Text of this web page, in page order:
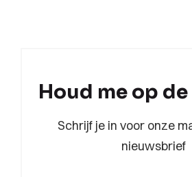
Houd me op
Schrijf je in voor onze
nieuwsbrief